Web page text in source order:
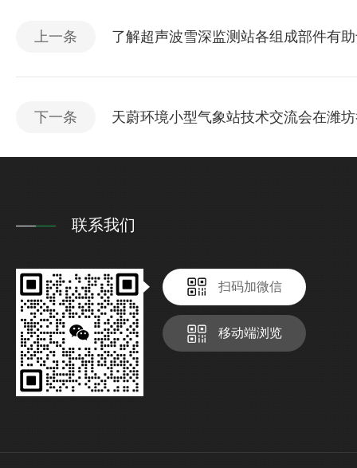
上一条 了解超声波雪深监测站各组成部件有
下一条 天蔚环境小型气象站技术交流会在潍
联系我们
扫码加微信
移动端浏览